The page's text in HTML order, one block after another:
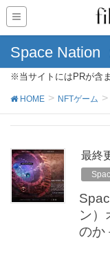
Space Nation
※当サイトにはPRが含
HOME NFTゲーム
最終
ン）
のか